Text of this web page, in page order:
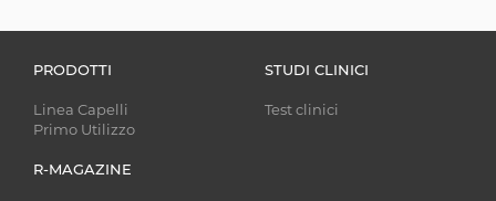
PRODOTTI
Linea Capelli
Primo Utilizzo
STUDI CLINICI
Test clinici
R-MAGAZINE